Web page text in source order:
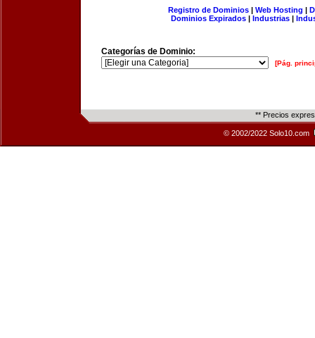
Registro de Dominios| Web Hosting |
Dominios Expirados | Industrias |
Categorías de Dominio:
[Pág.
** Precios
© 2002/2022 Solo10.com